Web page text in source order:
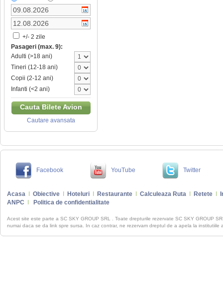
+/- 2 zile
Pasageri (max. 9):
Adulti (>18 ani)
Tineri (12-18 ani)
Copii (2-12 ani)
Infanti (<2 ani)
Cauta Bilete Avion
Cautare avansata
Facebook YouTube Twitter
Acasa Obiective Hoteluri Restaurante Calculeaza Ruta Retete
ANPC
Politica de confidentialitate
Acest site este parte a SC SKY GROUP SRL . Toate drepturile rezervate SC SKY GROUP
numai daca se da link spre sursa. In caz contrar, ne rezervam dreptul de a apela la institutiile